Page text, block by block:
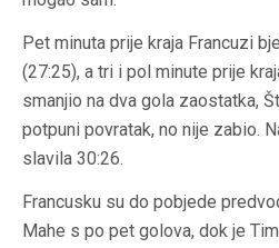
Pet minuta prije kraja Francuzi
(27:25), a tri i pol minute prije
smanjio na dva gola zaostatka,
potpuni povratak, no nije zabio.
slavila 30:26.
Francusku su do pobjede
Mahe s po pet golova, dok je